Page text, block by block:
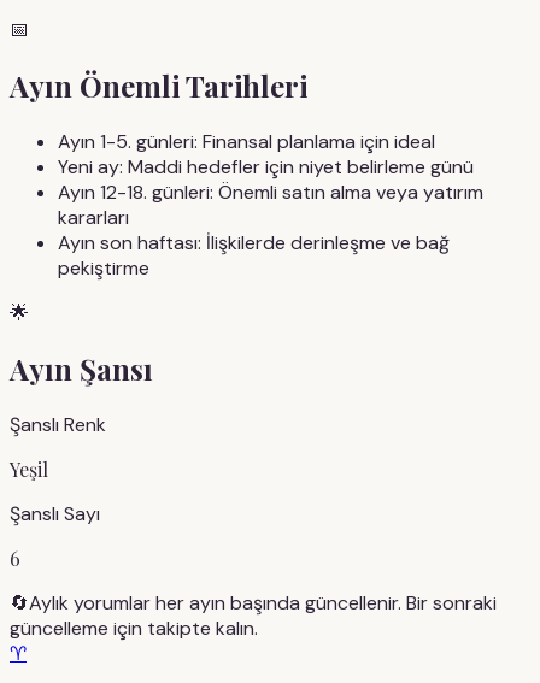
📅
Ayın Önemli Tarihleri
Ayın 1-5. günleri: Finansal planlama için ideal
Yeni ay: Maddi hedefler için niyet belirleme günü
Ayın 12-18. günleri: Önemli satın alma veya yatırım
kararları
Ayın son haftası: İlişkilerde derinleşme ve bağ
pekiştirme
🌟
Ayın Şansı
Şanslı Renk
Yeşil
Şanslı Sayı
6
🔄Aylık yorumlar her ayın başında güncellenir. Bir sonraki
güncelleme için takipte kalın.
♈